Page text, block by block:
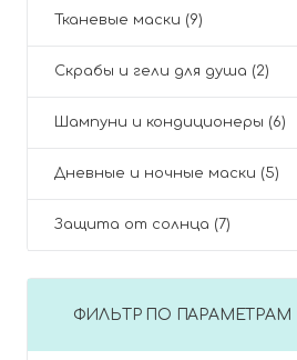
Тканевые маски (9)
Скрабы и гели для душа (2)
Шампуни и кондиционеры (6)
Дневные и ночные маски (5)
Защита от солнца (7)
ФИЛЬТР ПО ПАРАМЕТРАМ